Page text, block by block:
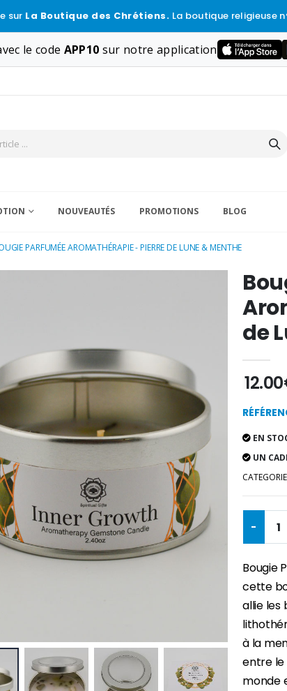
sur La Boutique des Chrétiens. La boutique religieuse
le code APP10 sur notre application
NOUVEAUTÉS PROMOTIONS BLOG
PARFUMÉE AROMATHÉRAPIE - PIERRE DE LUNE & MENTHE
de
EN
UN
-
Bougie
cette
allie les
à la
entre le
monde